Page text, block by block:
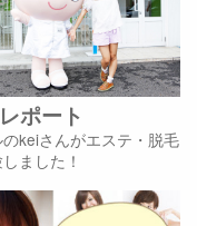
ポート
keiさんがエステ・脱毛
ました！